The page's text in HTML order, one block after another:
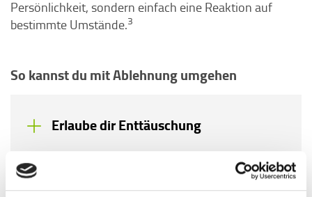
Persönlichkeit, sondern einfach eine Reaktion auf
bestimmte Umstände.3
So kannst du mit Ablehnung umgehen
Erlaube dir Enttäuschung
Nimm es nicht (immer) persönlich